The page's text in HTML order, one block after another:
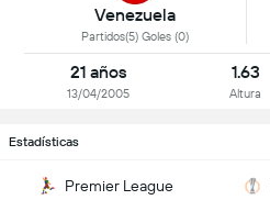
Venezuela
Partidos(5) Goles (0)
21 años
13/04/2005
1.63
Altura
Estadísticas
Premier League